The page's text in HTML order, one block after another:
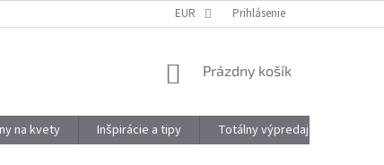
OBJEMOVÉ ZĽAVY VÝHODY REGISTRÁCIE
EUR Prihlásenie
NÁKUPNÝ
Prázdny košík
na kvety Inšpirácie a tipy Totálny výpredaj